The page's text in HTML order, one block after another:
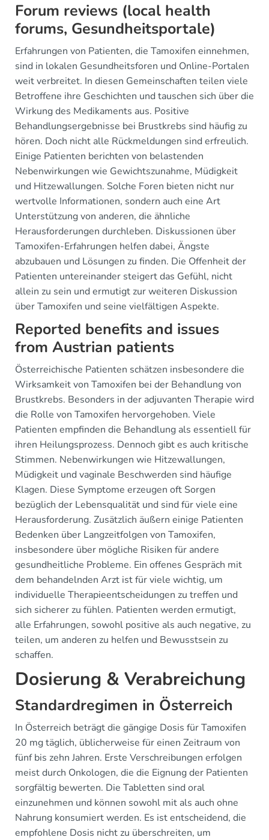
Forum reviews (local health
forums, Gesundheitsportale)
Erfahrungen von Patienten, die Tamoxifen einnehmen,
sind in lokalen Gesundheitsforen und Online-Portalen
weit verbreitet. In diesen Gemeinschaften teilen viele
Betroffene ihre Geschichten und tauschen sich über die
Wirkung des Medikaments aus. Positive
Behandlungsergebnisse bei Brustkrebs sind häufig zu
hören. Doch nicht alle Rückmeldungen sind erfreulich.
Einige Patienten berichten von belastenden
Nebenwirkungen wie Gewichtszunahme, Müdigkeit
und Hitzewallungen. Solche Foren bieten nicht nur
wertvolle Informationen, sondern auch eine Art
Unterstützung von anderen, die ähnliche
Herausforderungen durchleben. Diskussionen über
Tamoxifen-Erfahrungen helfen dabei, Ängste
abzubauen und Lösungen zu finden. Die Offenheit der
Patienten untereinander steigert das Gefühl, nicht
allein zu sein und ermutigt zur weiteren Diskussion
über Tamoxifen und seine vielfältigen Aspekte.
Reported benefits and issues
from Austrian patients
Österreichische Patienten schätzen insbesondere die
Wirksamkeit von Tamoxifen bei der Behandlung von
Brustkrebs. Besonders in der adjuvanten Therapie wird
die Rolle von Tamoxifen hervorgehoben. Viele
Patienten empfinden die Behandlung als essentiell für
ihren Heilungsprozess. Dennoch gibt es auch kritische
Stimmen. Nebenwirkungen wie Hitzewallungen,
Müdigkeit und vaginale Beschwerden sind häufige
Klagen. Diese Symptome erzeugen oft Sorgen
bezüglich der Lebensqualität und sind für viele eine
Herausforderung. Zusätzlich äußern einige Patienten
Bedenken über Langzeitfolgen von Tamoxifen,
insbesondere über mögliche Risiken für andere
gesundheitliche Probleme. Ein offenes Gespräch mit
dem behandelnden Arzt ist für viele wichtig, um
individuelle Therapieentscheidungen zu treffen und
sich sicherer zu fühlen. Patienten werden ermutigt,
alle Erfahrungen, sowohl positive als auch negative, zu
teilen, um anderen zu helfen und Bewusstsein zu
schaffen.
Dosierung & Verabreichung
Standardregimen in Österreich
In Österreich beträgt die gängige Dosis für Tamoxifen
20 mg täglich, üblicherweise für einen Zeitraum von
fünf bis zehn Jahren. Erste Verschreibungen erfolgen
meist durch Onkologen, die die Eignung der Patienten
sorgfältig bewerten. Die Tabletten sind oral
einzunehmen und können sowohl mit als auch ohne
Nahrung konsumiert werden. Es ist entscheidend, die
empfohlene Dosis nicht zu überschreiten, um